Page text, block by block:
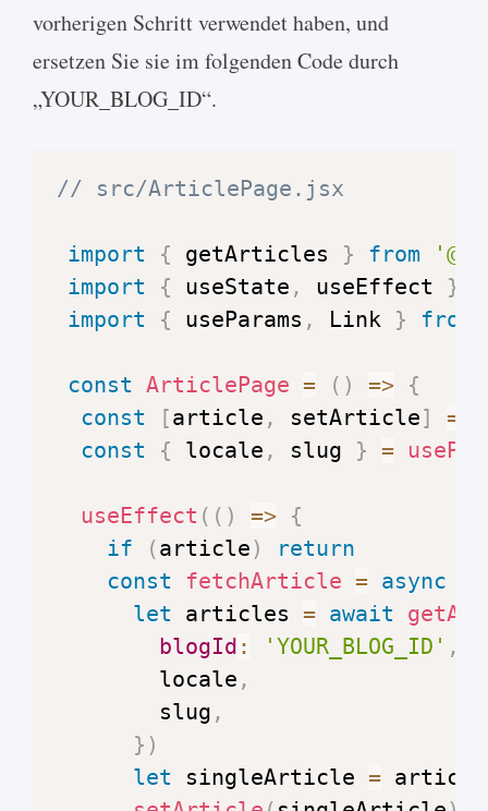
vorherigen Schritt verwendet haben, und
ersetzen Sie sie im folgenden Code durch
„YOUR_BLOG_ID“.
// src/ArticlePage.jsx
import { getArticles } from
import
{ useState , useEffect }
import
{ useParams , Link } from
const ArticlePage = ( ) => {
const
[article , setArticle] =
const
{ locale , slug } =
useEffect ( ( ) => {
if
(article)
return
const
fetchArticle = async
let articles = await
blogId : 'YOUR_BLOG_ID' ,
        locale
,
        slug
,
} )
let singleArticle =